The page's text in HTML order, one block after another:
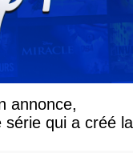
annonce,
série qui a créé la